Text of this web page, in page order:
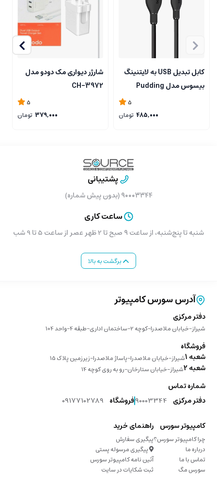
کابل تبدیل USB به لایتنینگ
بیسوس مدل Pudding
Series Fast Charging 2m
5
485,000 تومان
شارژر دیواری مک دودو مدل
CH-3972
5
379,000 تومان
پشتیبانی
۹۰۰۰۳۳۴۴ (بدون پیش شماره)
ساعت کاری
شنبه تا پنج‌شنبه، از ساعت ۹ صبح تا 2 ظهر عصر از ساعت 5 تا 9 شب
برگشت به بالا
آدرس سورس کامپیوتر
دفتر مرکزی
شیراز-خیابان ملاصدرا-کوچه 2-ساختمان اداری-طبقه 4-واحد 104
فروشگاه
شعبه 1 شیراز-خیابان ملاصدرا-پاساژ ملاصدرا-زیرزمین پلاک 15
شعبه 2 شیراز-خیابان ستارخان-رو به روی کوچه 14
شماره تماس
دفتر مرکزی 90003344فروشگاه 09177102789
کامپیوتر سورس
چرا کامپیوتر سورس؟
درباره ما
تماس با ما
سورس مگ
راهنمای خرید
پیگیری سفارش
پیگیری مرسوله پستی
آئین نامه کامپیوتر سورس
ثبت شکایات در سایت